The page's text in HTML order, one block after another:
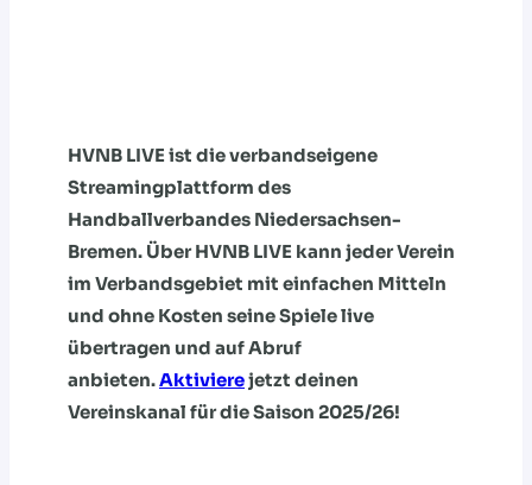
HVNB LIVE ist die verbandseigene
Streamingplattform des
Handballverbandes Niedersachsen-
Bremen. Über HVNB LIVE kann jeder Verein
im Verbandsgebiet mit einfachen Mitteln
und ohne Kosten seine Spiele live
übertragen und auf Abruf
anbieten.Aktivierejetzt deinen
Vereinskanal für die Saison 2025/26!